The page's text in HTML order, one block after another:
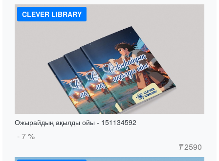
CLEVER LIBRARY
Ожырайдың ақылды ойы - 151134592
- 7 %
₸2590